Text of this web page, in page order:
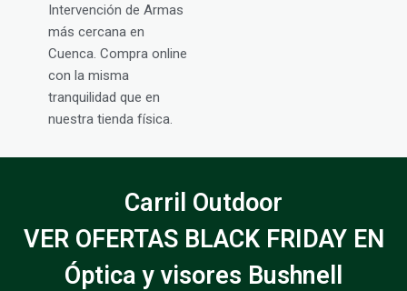
Intervención de Armas
más cercana en
Cuenca. Compra online
con la misma
tranquilidad que en
nuestra tienda física.
Carril Outdoor
VER OFERTAS BLACK FRIDAY EN
Óptica y visores Bushnell